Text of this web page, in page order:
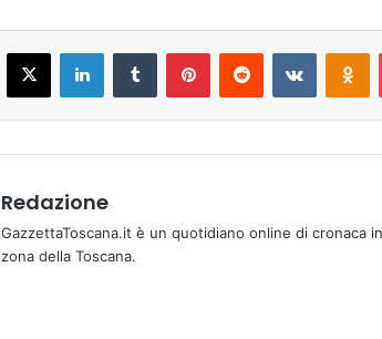
Redazione
GazzettaToscana.it è un quotidiano online di cronaca
zona della Toscana.